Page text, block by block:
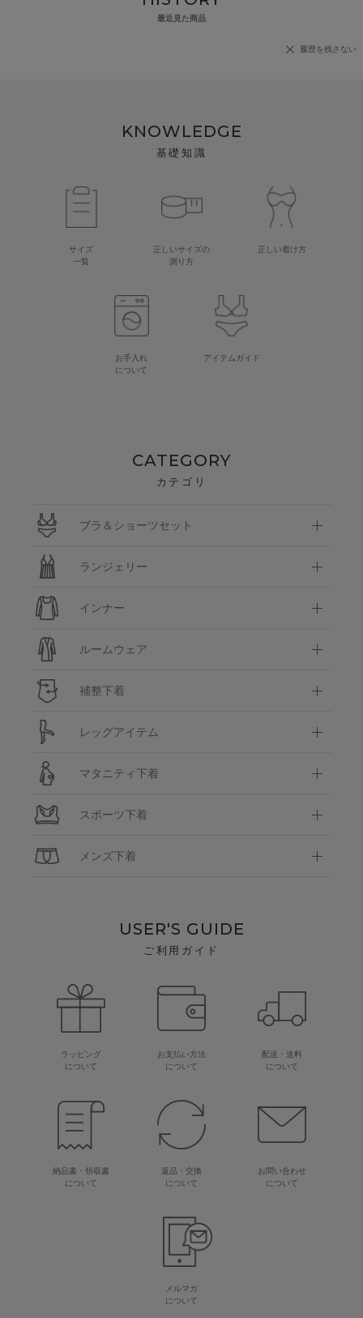
最近見た商品
履歴を残さない
KNOWLEDGE
基礎知識
サイズ
一覧
正しいサイズの
測り方
正しい着け方
お手入れ
について
アイテムガイド
CATEGORY
カテゴリ
ブラ＆ショーツセット
ランジェリー
インナー
ルームウェア
補整下着
レッグアイテム
マタニティ下着
スポーツ下着
メンズ下着
USER'S GUIDE
ご利用ガイド
ラッピング
について
お支払い方法
について
配送・送料
について
納品書・領収書
について
返品・交換
について
お問い合わせ
について
メルマガ
について